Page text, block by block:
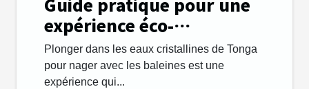
expérience éco-
responsable en nageant
avec les baleines à Tonga
Plonger dans les eaux cristallines de Tonga
pour nager avec les baleines est une
expérience qui...